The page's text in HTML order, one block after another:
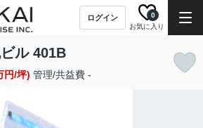
ログイン
お気に入り
0
ル 401B
円/坪) 管理/共益費 -